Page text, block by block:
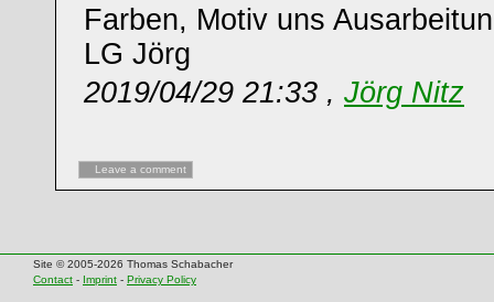
Farben, Motiv uns
LG Jörg
2019/04/29 21:33 , Jörg Nitz
Leave a comment
Site © 2005-2026 Thomas Schabacher
Contact - Imprint - Privacy Policy